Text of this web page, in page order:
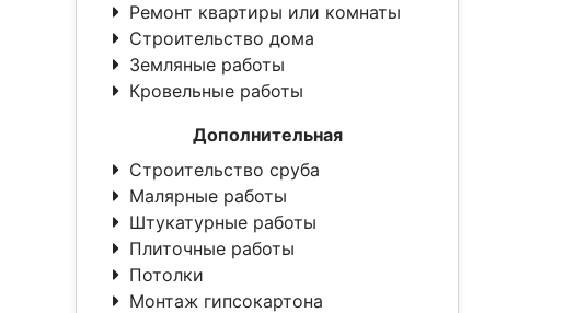
Ремонт квартиры или комнаты
Строительство дома
Земляные работы
Кровельные работы
Дополнительная
Строительство сруба
Малярные работы
Штукатурные работы
Плиточные работы
Потолки
Монтаж гипсокартона